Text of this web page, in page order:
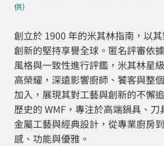
供）
創立於 1900 年的米其林指南，以
創新的堅持享譽全球。匿名評審依
風格與一致性進行評鑑，米其林星
高榮耀，深遠影響廚師、饕客與整
加入，展現其對工藝與創新的不懈
歷史的 WMF，專注於高端鍋具、
金屬工藝與經典設計，從專業廚房
感、功能與優雅。